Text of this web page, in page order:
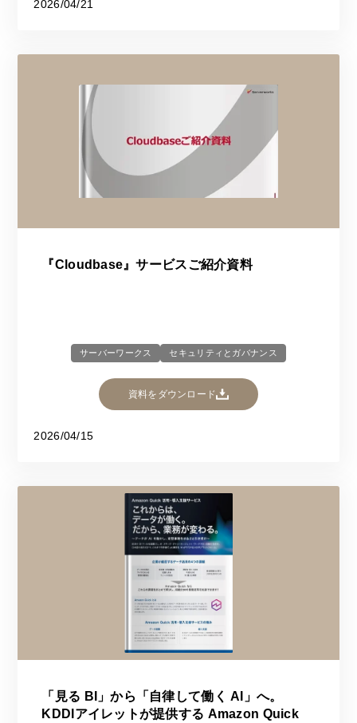
2026/04/21
『Cloudbase』サービスご紹介資料
サーバーワークス セキュリティとガバナンス
資料をダウンロード
2026/04/15
「見る BI」から「自律して働く AI」へ。
KDDIアイレットが提供する Amazon Quick